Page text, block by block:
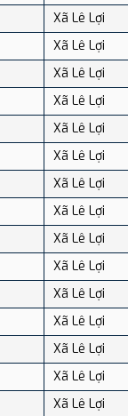
Xã Lê Lợi
Xã Lê Lợi
Xã Lê Lợi
Xã Lê Lợi
Xã Lê Lợi
Xã Lê Lợi
Xã Lê Lợi
Xã Lê Lợi
Xã Lê Lợi
Xã Lê Lợi
Xã Lê Lợi
Xã Lê Lợi
Xã Lê Lợi
Xã Lê Lợi
Xã Lê Lợi